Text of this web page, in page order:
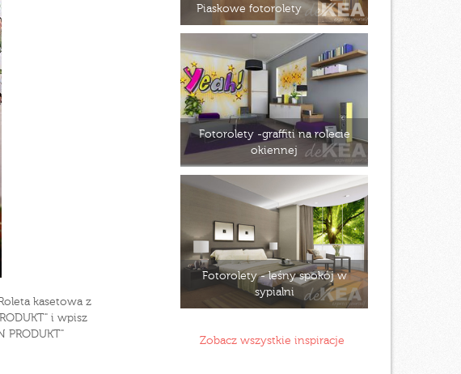
kasetowa z
i wpisz
Piaskowe fotorolety
Fotorolety -graffiti na rolecie
okiennej
Fotorolety - leśny spokój w
sypialni
Zobacz wszystkie inspiracje